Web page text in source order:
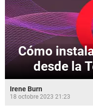
Cómo
desde la
Irene Burn
18 octobre 2023 21:23